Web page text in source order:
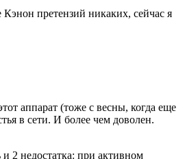
претензий никаких, сейчас я
аппарат (тоже с весны, когда еще
в сети. И более чем доволен.
2 недостатка: при активном